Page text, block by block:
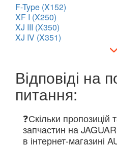
F-Type (X152)
XF I (X250)
XJ III (X350)
XJ IV (X351)
Відповіді на
питання:
❓Скільки пропозицій
запчастин на
в інтернет-магазині